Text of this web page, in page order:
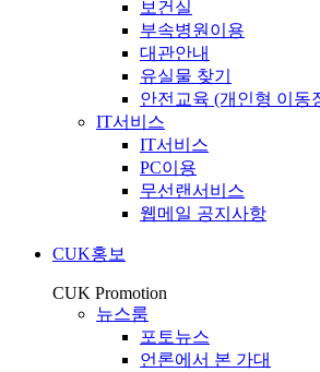
보건실
부속병원이용
대관안내
유실물 찾기
안전교육 (개인형 이동
IT서비스
IT서비스
PC이용
무선랜서비스
웹메일 공지사항
CUK홍보
CUK Promotion
뉴스룸
포토뉴스
언론에서 본 가대